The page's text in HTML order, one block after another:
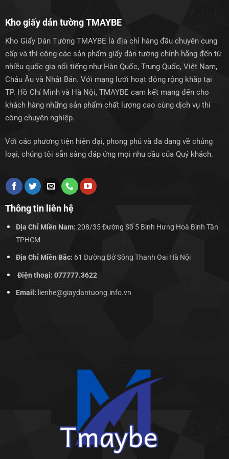
Kho giấy dán tường TMAYBE
Kho Giấy Dán Tường TMAYBE là địa chỉ hàng đầu chuyên cung
cấp và thi công các sản phẩm giấy dán tường chính hãng đến từ
nhiều quốc gia nổi tiếng như Hàn Quốc, Trung Quốc, Việt Nam,
Châu Âu và Nhật Bản. Với mạng lưới hoạt động rộng khắp tại
TP. Hồ Chí Minh và Hà Nội, TMAYBE cam kết mang đến cho
khách hàng những sản phẩm chất lượng cao cùng dịch vụ thi
công chuyên nghiệp.
Với các phương tiện hiện đại, phong phú và đa dạng về chủng
loại, chúng tôi sẵn sàng đáp ứng mọi nhu cầu của Quý khách.
Thông tin liên hệ
Địa Chỉ Miền Nam: 208/35 Đường Số 5 Bình Hưng Hoà Bình Tân
TPHCM
Địa Chỉ Miền Bắc: 61 Đường Bở Sông Thanh Oai Hà Nội
Điện thoại: 077777.3622
Email: lienhe@giaydantuong.info.vn